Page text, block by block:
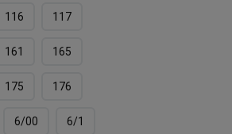
116 117
161 165
175 176
6/00 6/1